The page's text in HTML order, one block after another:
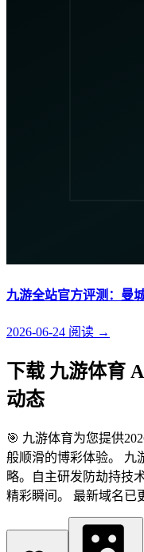
九游全站官方评测：曼
2026-06-24 阅读 →
下载 九游体育
动态
🎯 九游体育为您提供
般顺滑的博彩体验。 九
略。自主研发防劫持技
精彩瞬间。 最新域名已